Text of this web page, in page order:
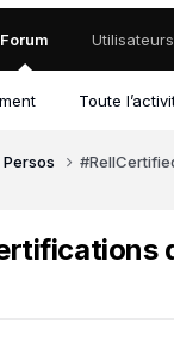
Forum
Toute